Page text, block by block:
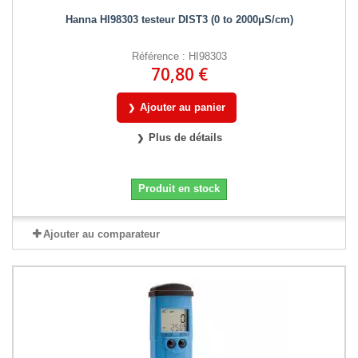
Hanna HI98303 testeur DIST3 (0 to 2000μS/cm)
Référence : HI98303
70,80 €
Ajouter au panier
Plus de détails
Produit en stock
Ajouter au comparateur